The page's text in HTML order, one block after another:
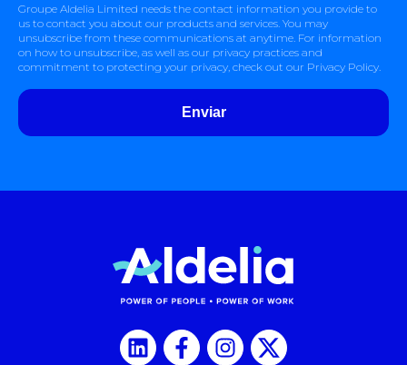
Groupe Aldelia Limited needs the contact information you provide to
us to contact you about our products and services. You may
unsubscribe from these communications at anytime. For information
on how to unsubscribe, as well as our privacy practices and
commitment to protecting your privacy, check out our Privacy Policy.